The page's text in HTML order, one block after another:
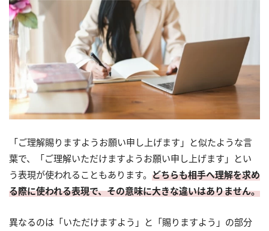
「ご理解賜りますようお願い申し上げます」と似たような言
葉で、「ご理解いただけますようお願い申し上げます」とい
う表現が使われることもあります。 どちらも相手へ理解を求め
る際に使われる表現で、その意味に大きな違いはありません。
異なるのは「いただけますよう」と「賜りますよう」の部分